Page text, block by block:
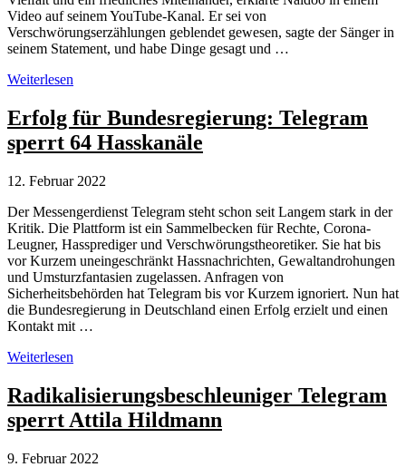
Video auf seinem YouTube-Kanal. Er sei von
Verschwörungserzählungen geblendet gewesen, sagte der Sänger in
seinem Statement, und habe Dinge gesagt und …
Xavier
bittet
um
Entschuldigung
Verschwörungstheorien
Weiterlesen
Erfolg für Bundesregierung: Telegram
sperrt 64 Hasskanäle
12. Februar 2022
Der Messengerdienst Telegram steht schon seit Langem stark in der
Kritik. Die Plattform ist ein Sammelbecken für Rechte, Corona-
Leugner, Hassprediger und Verschwörungstheoretiker. Sie hat bis
vor Kurzem uneingeschränkt Hassnachrichten, Gewaltandrohungen
und Umsturzfantasien zugelassen. Anfragen von
Sicherheitsbehörden hat Telegram bis vor Kurzem ignoriert. Nun hat
die Bundesregierung in Deutschland einen Erfolg erzielt und einen
Kontakt mit …
Erfolg
Bundesregierung:
Telegram
sperrt
Hasskanäle
Weiterlesen
Radikalisierungsbeschleuniger Telegram
sperrt Attila Hildmann
9. Februar 2022